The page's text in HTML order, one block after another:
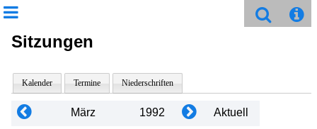
Sitzungen
Kalender Termine Niederschriften
März 1992 Aktuell